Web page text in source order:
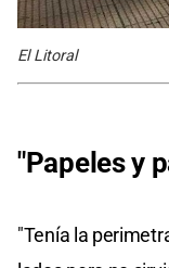
El Litoral
"Papeles y
"Tenía la